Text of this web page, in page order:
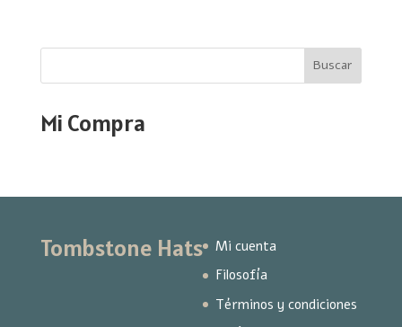
Buscar
Mi Compra
Tombstone Hats
Mi cuenta
Filosofía
Términos y condiciones